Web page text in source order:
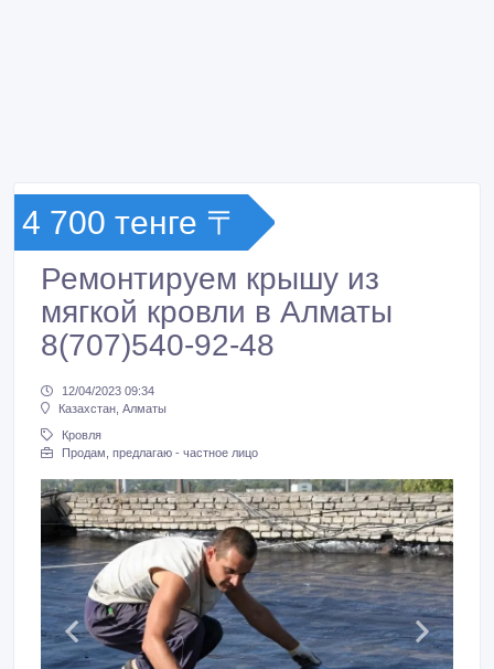
4 700 тенге 〒
Ремонтируем крышу из
мягкой кровли в Алматы
8(707)540-92-48
12/04/2023 09:34
Казахстан, Алматы
Кровля
Продам, предлагаю - частное лицо